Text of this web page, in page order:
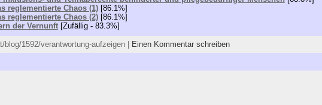
reglementierte Chaos (1)[86.1%]
reglementierte Chaos (2)[86.1%]
der Vernunft[Zufällig - 83.3%]
1592/verantwortung-aufzeigen | Einen Kommentar schreiben